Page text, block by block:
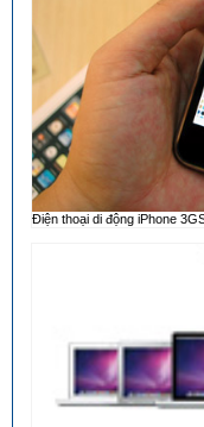
Điện thoại di động iPhone